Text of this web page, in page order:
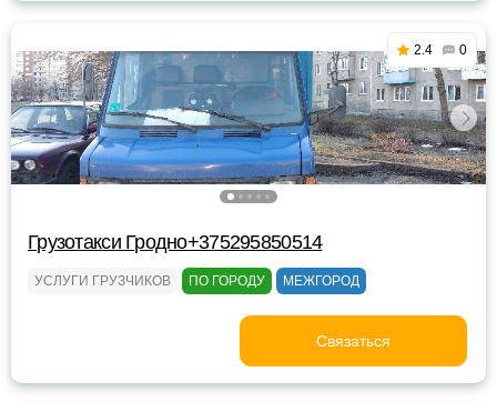
2.4 0
Грузотакси Гродно+375295850514
УСЛУГИ ГРУЗЧИКОВ ПО ГОРОДУ МЕЖГОРОД
Связаться